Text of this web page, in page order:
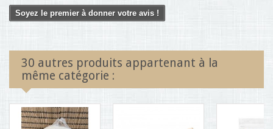
Soyez le premier à donner votre avis !
30 autres produits appartenant à la
même catégorie :